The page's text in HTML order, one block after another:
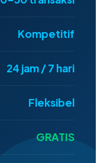
Kompetitif
24 jam / 7 hari
Fleksibel
GRATIS